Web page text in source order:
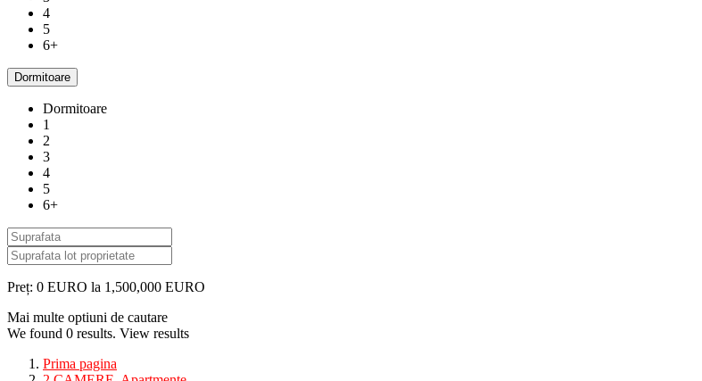
4
5
6+
Dormitoare
Dormitoare
1
2
3
4
5
6+
Preț: 0 EURO la 1,500,000 EURO
Mai multe optiuni de cautare
We found 0 results. View results
Prima pagina